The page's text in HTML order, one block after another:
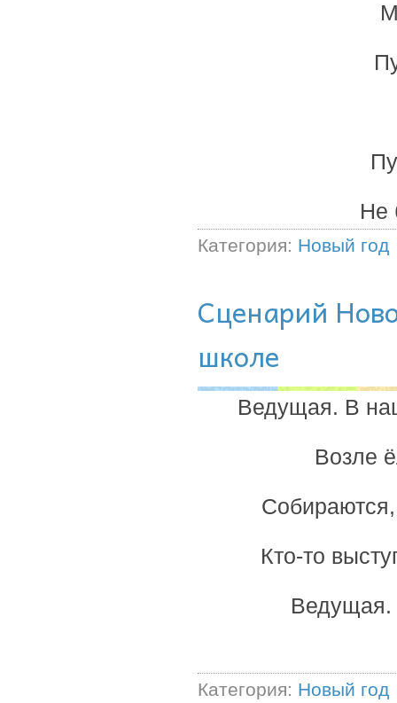
Не
Категория: Новый год
Сценарий
школе
Ведущая. В
Возле
Собираются,
Кто-то
Ведущая.
Категория: Новый год